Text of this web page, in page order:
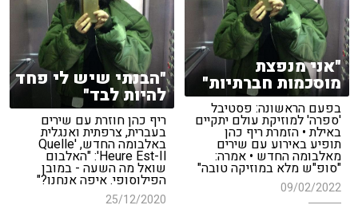
"אני מנפצת
מוסכמות חברתיות"
בפעם הראשונה: פסטיבל
'ספרה' למוזיקת עולם יתקיים
באילת • הזמרת ריף כהן
תופיע באירוע עם שירים
מאלבומה החדש • אמרה:
"סופ"ש מלא במוזיקה טובה"
09/02/2022
"הבנתי שיש לי פחד
להיות לבד"
ריף כהן חוזרת עם שירים
בעברית, צרפתית ואנגלית
באלבומה החדש, 'Quelle
Heure Est-Il': "האלבום
שואל מה השעה - במובן
הפילוסופי. איפה אנחנו?"
25/12/2020